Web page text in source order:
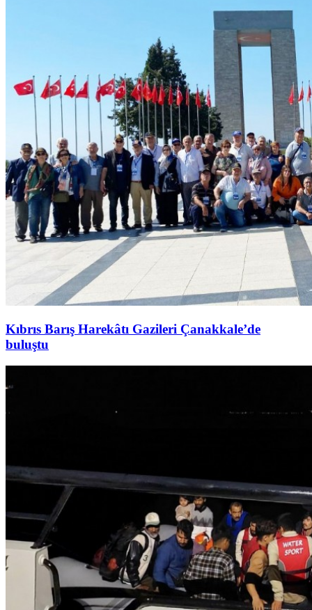
Kıbrıs Barış Harekâtı Gazileri Çanakkale’de
buluştu